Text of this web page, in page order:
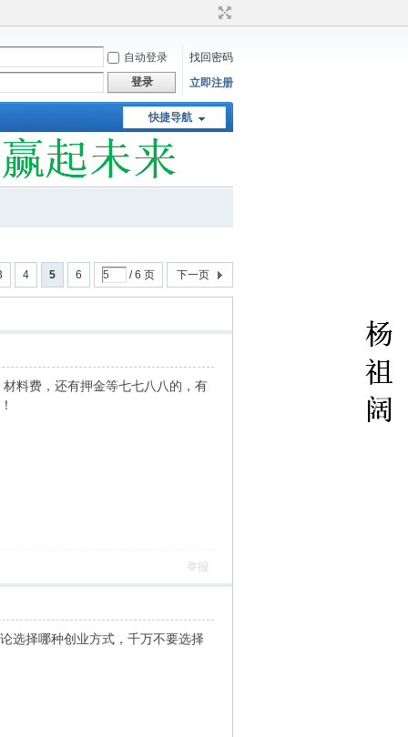
自动登录
找回密码
登录 立即注册
快捷导航
4 5 6 / 6 页 下一页
料费，还有押金等七七八八的，有
举报
选择哪种创业方式，千万不要选择